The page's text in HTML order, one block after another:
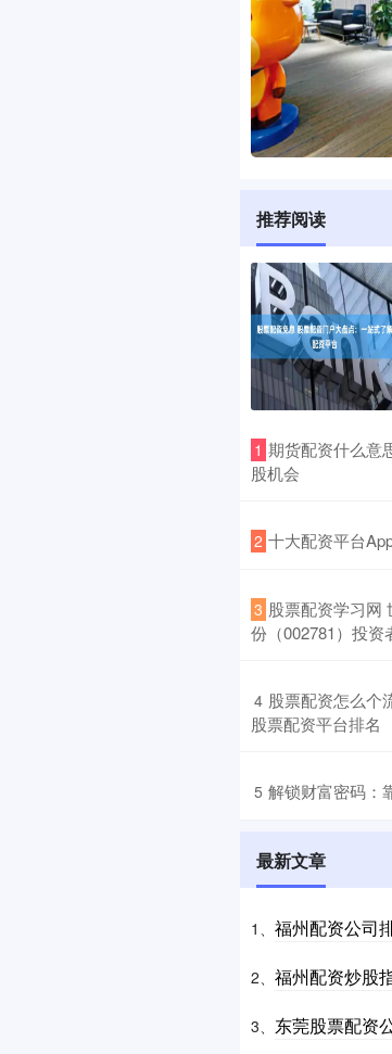
推荐阅读
1 期货配资什么意
股机会
2 十大配资平台
3 股票配资学习网
份（002781）投
4 股票配资怎么个
股票配资平台排名
5 解锁财富密码：
最新文章
1、 福州配资公司
2、 福州配资炒股
3、 东莞股票配资